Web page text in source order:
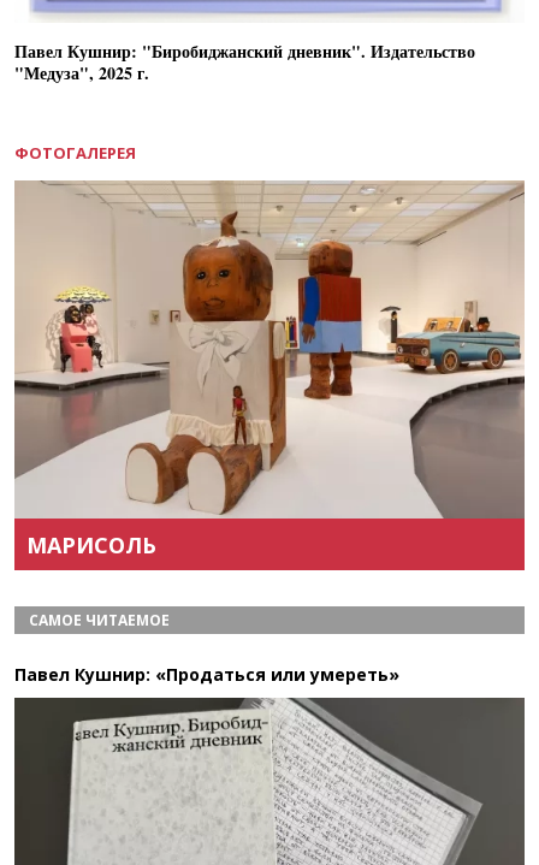
Павел Кушнир: "Биробиджанский дневник". Издательство
"Медуза", 2025 г.
ФОТОГАЛЕРЕЯ
МАРИСОЛЬ
САМОЕ ЧИТАЕМОЕ
Павел Кушнир: «Продаться или умереть»